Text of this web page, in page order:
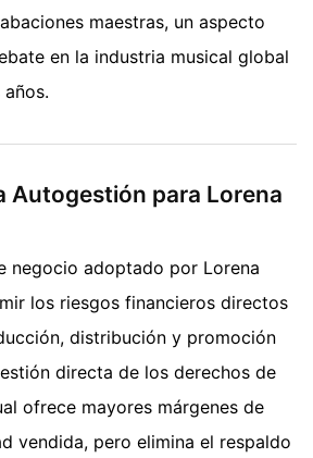
maestras, un aspecto
en la industria musical global
Autogestión para Lorena
negocio adoptado por Lorena
los riesgos financieros directos
distribución y promoción
directa de los derechos de
ofrece mayores márgenes de
vendida, pero elimina el respaldo